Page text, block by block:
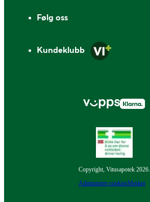
Følg oss
Kundeklubb
Copyright, Vitusapotek 2026.
Administrer cookiesMerker